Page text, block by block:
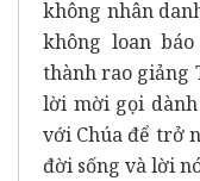
không nhân
không loan
thành rao giảng
lời mời gọi
với Chúa để trở
đời sống và lời